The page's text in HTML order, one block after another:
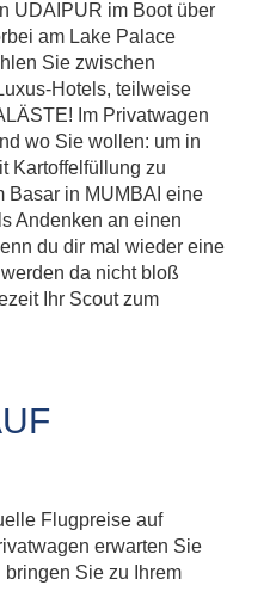
UDAIPUR im Boot über
am Lake Palace
Sie zwischen
Hotels, teilweise
Im Privatwagen
wo Sie wollen: um in
Kartoffelfüllung zu
Basar in MUMBAI eine
Andenken an einen
du dir mal wieder eine
da nicht bloß
Ihr Scout zum
Flugpreise auf
erwarten Sie
Sie zu Ihrem